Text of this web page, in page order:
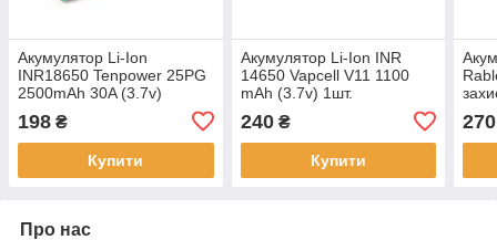
Акумулятор Li-Ion
INR18650 Tenpower 25PG
2500mAh 30A (3.7v)
198 ₴
Купити
Акумулятор Li-Ion INR
14650 Vapcell V11 1100
mAh (3.7v) 1шт.
240₴
Купити
270
Про нас